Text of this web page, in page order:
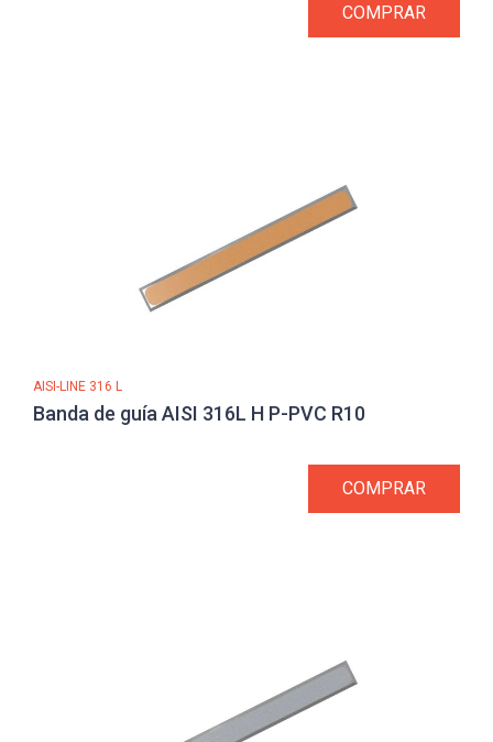
COMPRAR
AISI-LINE 316 L
Banda de guía AISI 316L H P-PVC R10
COMPRAR